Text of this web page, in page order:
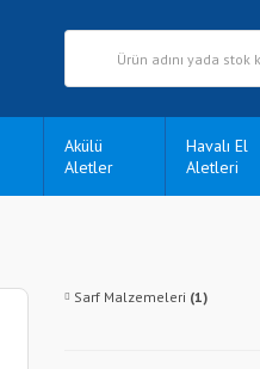
Akülü
Aletler
Havalı El
Aletleri
Sarf Malzemeleri (1)